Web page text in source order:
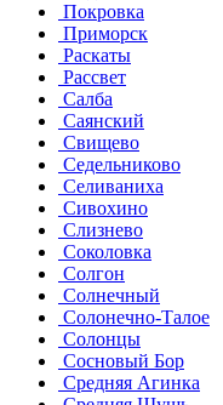
Покровка
Приморск
Раскаты
Рассвет
Салба
Саянский
Свищево
Седельниково
Селиваниха
Сивохино
Слизнево
Соколовка
Солгон
Солнечный
Солонечно-Талое
Солонцы
Сосновый Бор
Средняя Агинка